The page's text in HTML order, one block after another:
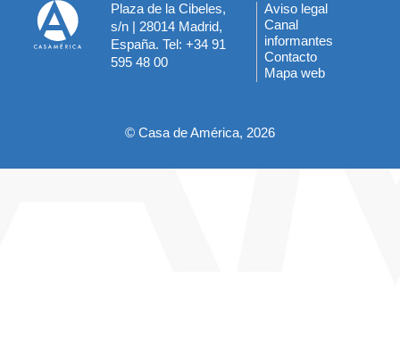
Plaza de la Cibeles,
s/n | 28014 Madrid,
España. Tel: +34 91
595 48 00
Menú
del
pie
Aviso legal
Canal
informantes
Contacto
Mapa web
© Casa de América, 2026